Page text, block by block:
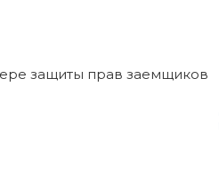
защиты прав заемщиков